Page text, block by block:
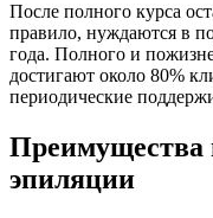
После полного курса
правило, нуждаются в
года. Полного и
достигают около 80%
периодические
Преимущества
эпиляции